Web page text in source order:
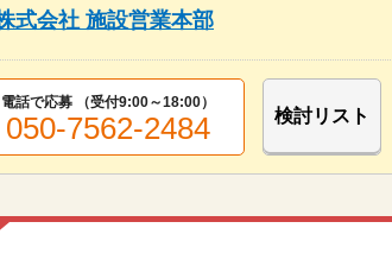
式会社 施設営業本部
電話で応募 （受付9:00～18:00）
050-7562-2484 検討リスト